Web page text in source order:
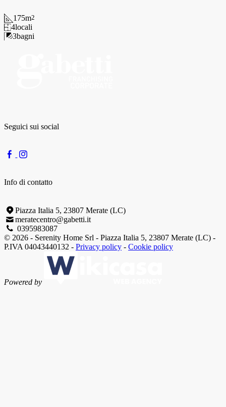
175m2
4locali
3bagni
Seguici sui social
Info di contatto
Piazza Italia 5, 23807 Merate (LC)
meratecentro@gabetti.it
0395983087
© 2026 - Serenity Home Srl - Piazza Italia 5, 23807 Merate (LC) -
P.IVA 04043440132 - Privacy policy - Cookie policy
Powered by